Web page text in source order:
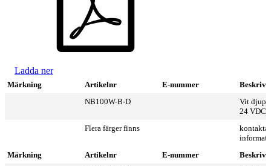
Ladda ner
Märkning Artikelnr E-nummer
NB100W-B-D
Vit djup
24 VDC
Flera färger finns
kontakta
Märkning
Artikelnr E-nummer